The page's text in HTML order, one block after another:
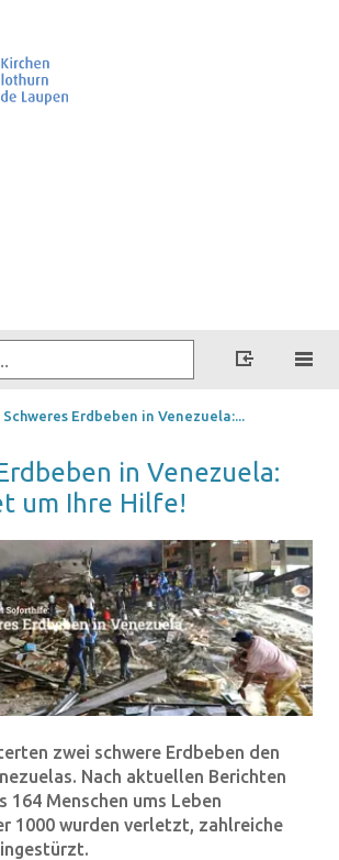
Schweres Erdbeben in Venezuela:...
in Ve­ne­zue­la:
um Ihre Hilfe!
zwei schwere Erdbeben den
Nach aktuellen Berichten
164 Menschen ums Leben
1000 wurden verletzt, zahlreiche